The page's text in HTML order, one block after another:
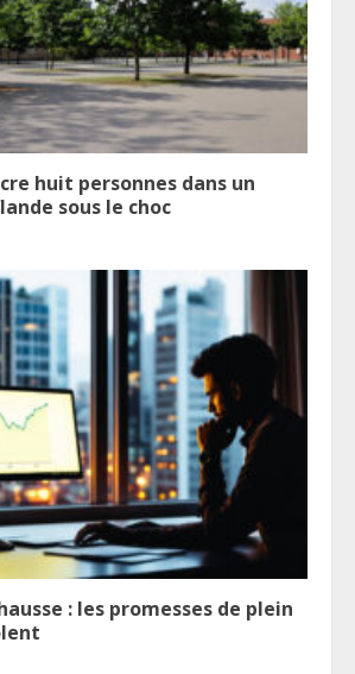
huit personnes dans un
sous le choc
: les promesses de plein